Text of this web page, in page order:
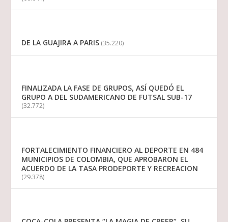
DE LA GUAJIRA A PARIS (35.220)
FINALIZADA LA FASE DE GRUPOS, ASÍ QUEDÓ EL
GRUPO A DEL SUDAMERICANO DE FUTSAL SUB-17
(32.772)
FORTALECIMIENTO FINANCIERO AL DEPORTE EN 484
MUNICIPIOS DE COLOMBIA, QUE APROBARON EL
ACUERDO DE LA TASA PRODEPORTE Y RECREACION
(29.378)